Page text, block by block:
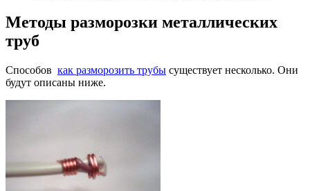
Методы разморозки металлических
труб
Способов как разморозить трубы существует несколько. Они
будут описаны ниже.